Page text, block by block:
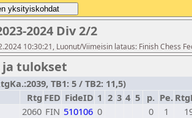
2024 Div 2/2
10:30:21, Luonut/Viimeisin lataus: Finish Chess
ja tulokset
TB1: 5 / TB2: 11,5)
Rtg FED FideID 1 2 3 4 5 p. Pe.
2060 FIN 510106 0 0 1